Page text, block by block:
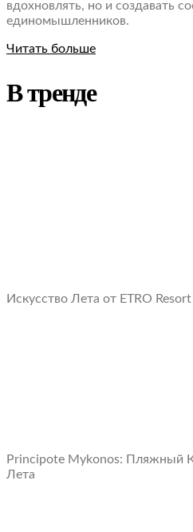
вдохновлять, но и создавать
единомышленников.
Читать больше
В тренде
Искусство Лета от ETRO
Principote Mykonos: Пляжный
Лета